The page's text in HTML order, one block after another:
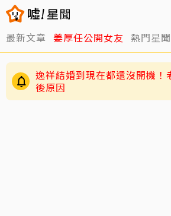
最新文章 姜厚任公開女友 熱門星聞
逸祥結婚到現在都還沒開機！
後原因